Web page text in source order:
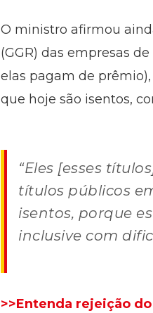
O ministro afirmou
(GGR) das empresas
elas pagam de
que hoje são isentos,
“Eles [esses
títulos públicos
isentos, porque
inclusive com
>>Entenda rejeição